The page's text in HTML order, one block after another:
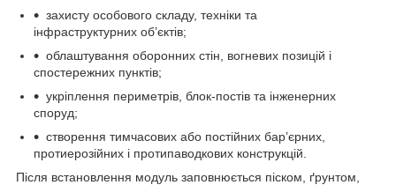
захисту особового складу, техніки та
інфраструктурних об’єктів;
облаштування оборонних стін, вогневих позицій і
спостережних пунктів;
укріплення периметрів, блок-постів та інженерних
споруд;
створення тимчасових або постійних бар’єрних,
протиерозійних і протипаводкових конструкцій.
Після встановлення модуль заповнюється піском, ґрунтом,